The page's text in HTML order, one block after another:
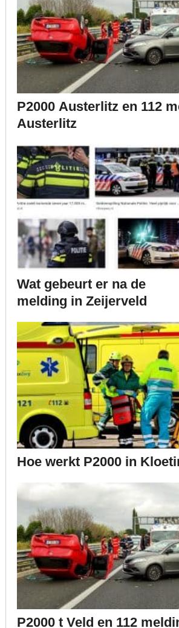
P2000 Austerlitz en 112
Austerlitz
Wat gebeurt er na de
melding in Zeijerveld
Hoe werkt P2000 in
P2000 t Veld en 112